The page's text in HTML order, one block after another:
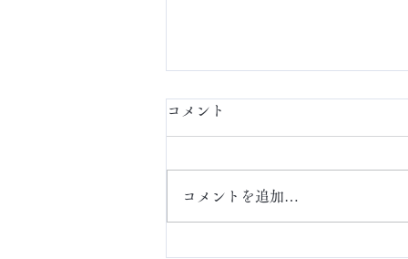
コメント
コメントを追加…